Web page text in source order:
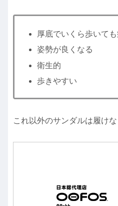
厚底でいくら歩いて
姿勢が良くなる
衛生的
歩きやすい
これ以外のサンダルは履け